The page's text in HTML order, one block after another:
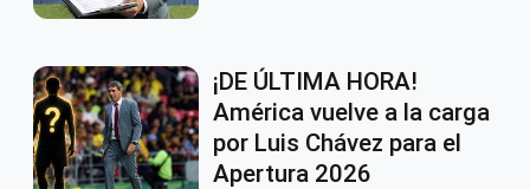
¡DE ÚLTIMA HORA!
América vuelve a la carga
por Luis Chávez para el
Apertura 2026